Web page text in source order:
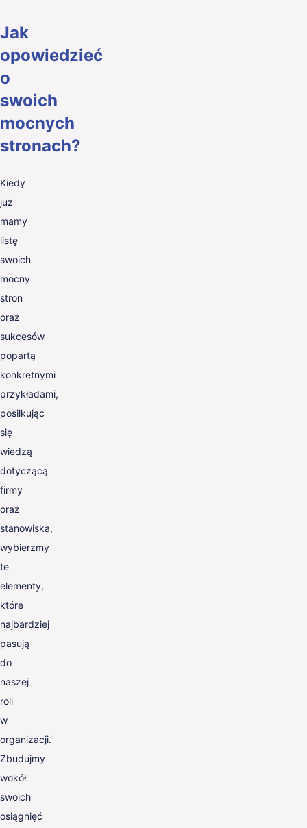
Jak
opowiedzieć
o
swoich
mocnych
stronach?
Kiedy
już
mamy
listę
swoich
mocny
stron
oraz
sukcesów
popartą
konkretnymi
przykładami,
posiłkując
się
wiedzą
dotyczącą
firmy
oraz
stanowiska,
wybierzmy
te
elementy,
które
najbardziej
pasują
do
naszej
roli
w
organizacji.
Zbudujmy
wokół
swoich
osiągnięć